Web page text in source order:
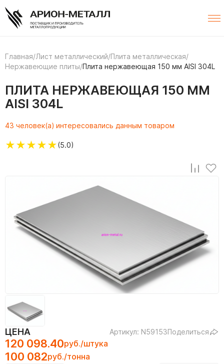
Главная/Лист металлический/Плита металлическая/
Нержавеющие плиты/Плита нержавеющая 150 мм AISI 304L
ПЛИТА НЕРЖАВЕЮЩАЯ 150 ММ
AISI 304L
43 человек(а) интересовались данным товаром
★★★★★(5.0)
ЦЕНА Артикул: N59153Поделиться
120 098.40руб./штука
100 082руб./тонна